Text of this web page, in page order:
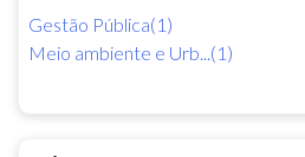
Gestão Pública(1)
Meio ambiente e Urb...(1)